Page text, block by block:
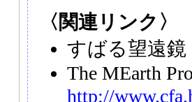
〈関連リンク〉
すばる望遠鏡
The MEarth
http://